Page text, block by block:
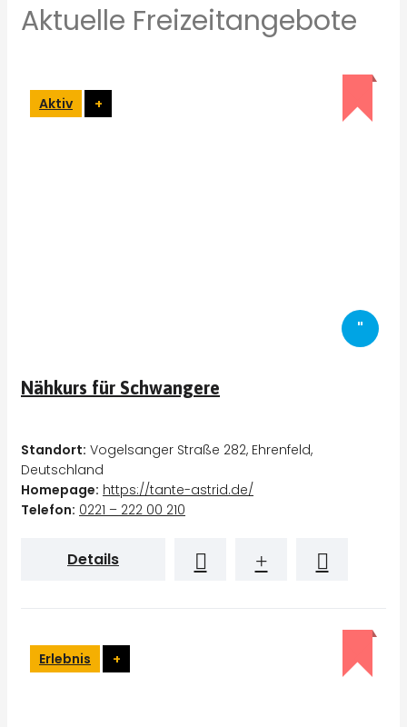
Aktuelle Freizeitangebote
Aktiv +
"
Nähkurs für Schwangere
Standort: Vogelsanger Straße 282, Ehrenfeld,
Deutschland
Homepage: https://tante-astrid.de/
Telefon: 0221 – 222 00 210
Details
Erlebnis +